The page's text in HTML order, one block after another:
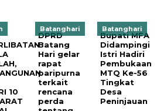
10
Batanghari
DPRD
Batang
Hari gelar
rapat
paripurna
terkait
rencana
perda
Batanghari
Bupati MFA
Didampingi
Istri Hadiri
Pembukaan
MTQ Ke-56
Tingkat
Desa
Peninjauan